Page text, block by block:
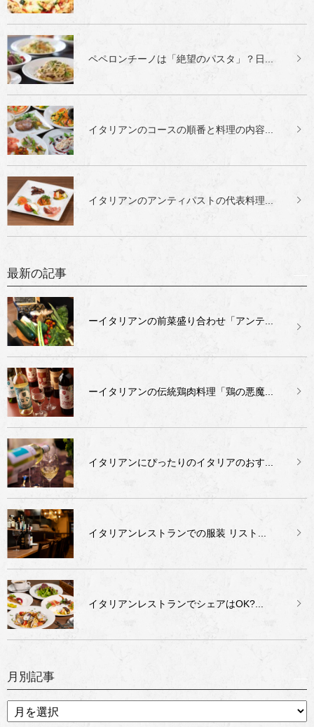
ペペロンチーノは「絶望のパスタ」？日...
イタリアンのコースの順番と料理の内容...
イタリアンのアンティパストの代表料理...
最新の記事
ーイタリアンの前菜盛り合わせ「アンテ...
ーイタリアンの伝統鶏肉料理「鶏の悪魔...
イタリアンにぴったりのイタリアのおす...
イタリアンレストランでの服装 リスト...
イタリアンレストランでシェアはOK?...
月別記事